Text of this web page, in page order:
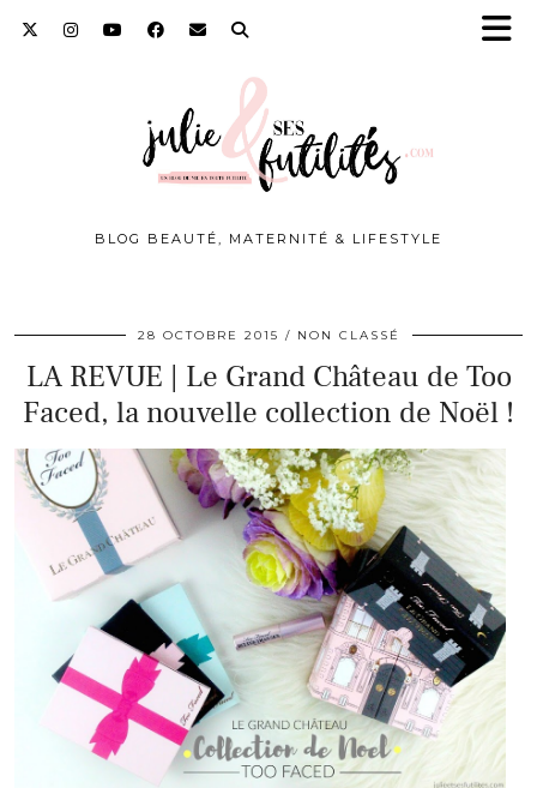
BLOG BEAUTÉ, MATERNITÉ & LIFESTYLE
28 OCTOBRE 2015 NON CLASSÉ
LA REVUE | Le Grand Château de Too
Faced, la nouvelle collection de Noël !